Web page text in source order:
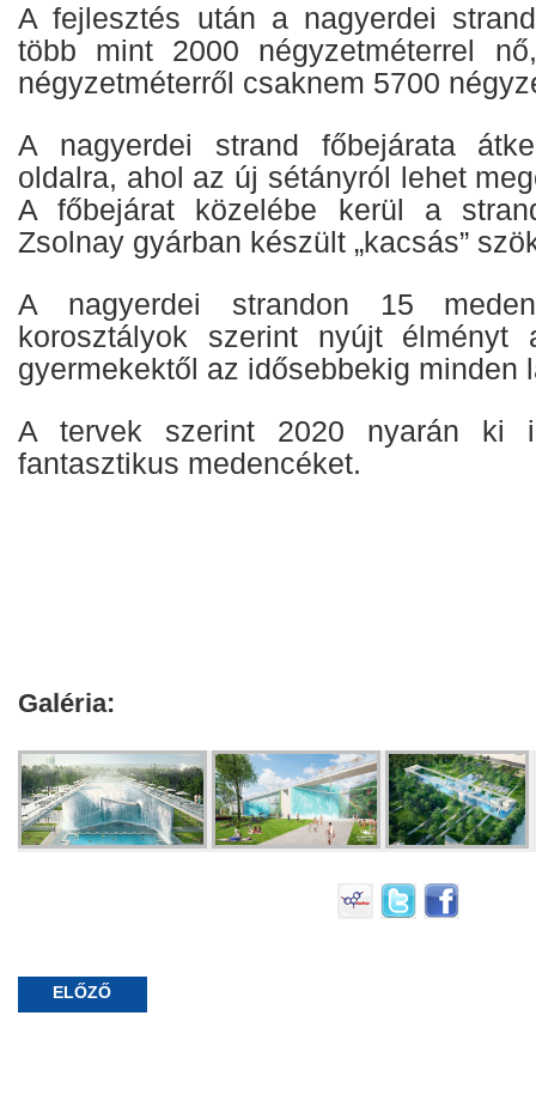
A fejlesztés után a nagyerdei
több mint 2000 négyzetméterrel
négyzetméterről csaknem 5700
A nagyerdei strand főbejárata
oldalra, ahol az új sétányról lehet
A főbejárat közelébe kerül a
Zsolnay gyárban készült „kacsás”
A nagyerdei strandon 15
korosztályok szerint nyújt élményt
gyermekektől az idősebbekig minden
A tervek szerint 2020 nyarán ki
fantasztikus medencéket.
Galéria:
ELŐZŐ